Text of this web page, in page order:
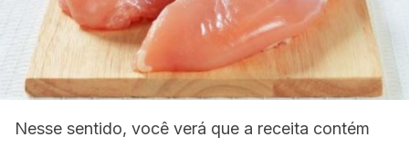
Nesse sentido, você verá que a receita contém